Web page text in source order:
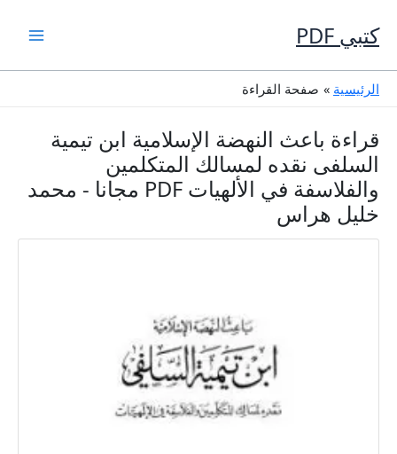
إلى
المحتوى
كتبي PDF
الرئيسية صفحة القراءة
قراءة باعث النهضة الإسلامية ابن تيمية
السلفى نقده لمسالك المتكلمين
والفلاسفة في الألهيات PDF مجانا - محمد
خليل هراس